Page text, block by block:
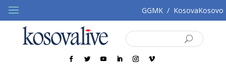
GGMK / KosovaKosovo